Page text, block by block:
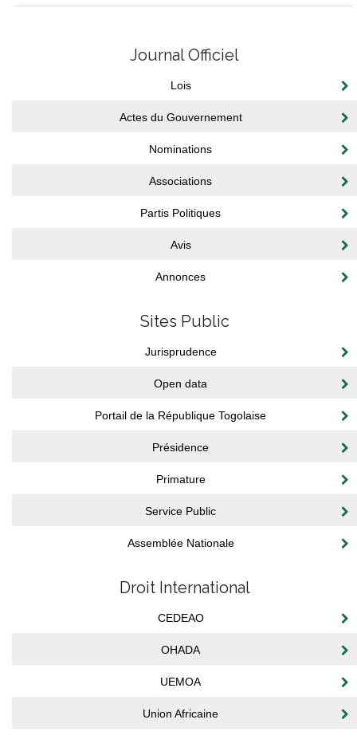
Journal Officiel
Lois
Actes du Gouvernement
Nominations
Associations
Partis Politiques
Avis
Annonces
Sites Public
Jurisprudence
Open data
Portail de la République Togolaise
Présidence
Primature
Service Public
Assemblée Nationale
Droit International
CEDEAO
OHADA
UEMOA
Union Africaine